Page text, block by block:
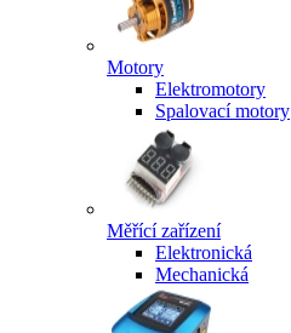
Motory
Elektromotory
Spalovací motory
Měřící zařízení
Elektronická
Mechanická